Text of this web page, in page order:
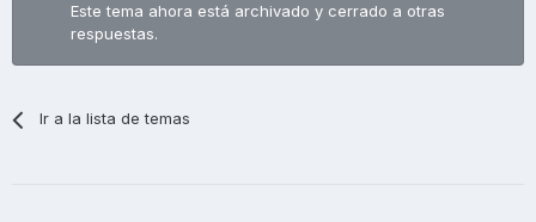
Este tema ahora está archivado y cerrado a otras
respuestas.
Ir a la lista de temas